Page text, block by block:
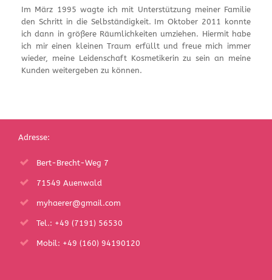
Im März 1995 wagte ich mit Unterstützung meiner Familie
den Schritt in die Selbständigkeit. Im Oktober 2011 konnte
ich dann in größere Räumlichkeiten umziehen. Hiermit habe
ich mir einen kleinen Traum erfüllt und freue mich immer
wieder, meine Leidenschaft Kosmetikerin zu sein an meine
Kunden weitergeben zu können.
Adresse:
Bert-Brecht-Weg 7
71549 Auenwald
myhaerer@gmail.com
Tel.: +49 (7191) 56530
Mobil: +49 (160) 94190120